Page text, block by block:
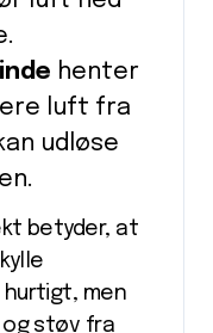
henter
luft fra
udløse
betyder, at
men
og støv fra